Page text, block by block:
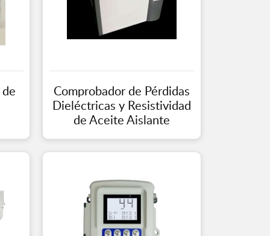
Comprobador de Pérdidas
Dieléctricas y Resistividad
de Aceite Aislante